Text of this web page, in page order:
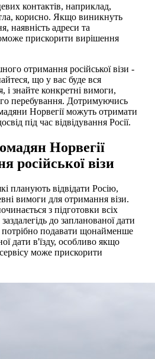
контактів, наприклад,
корисно. Якщо виникнуть
наявність адреси та
прискорити вирішення
отримання російської візи -
що у вас буде вся
і знайте конкретні вимоги,
перебування. Дотримуючись
Норвегії можуть отримати
під час відвідування Росії.
Норвегії
російської візи
планують відвідати Росію,
вимоги для отримання візи.
з підготовки всіх
до запланованої дати
потрібно подавати щонайменше
дати в'їзду, особливо якщо
може прискорити